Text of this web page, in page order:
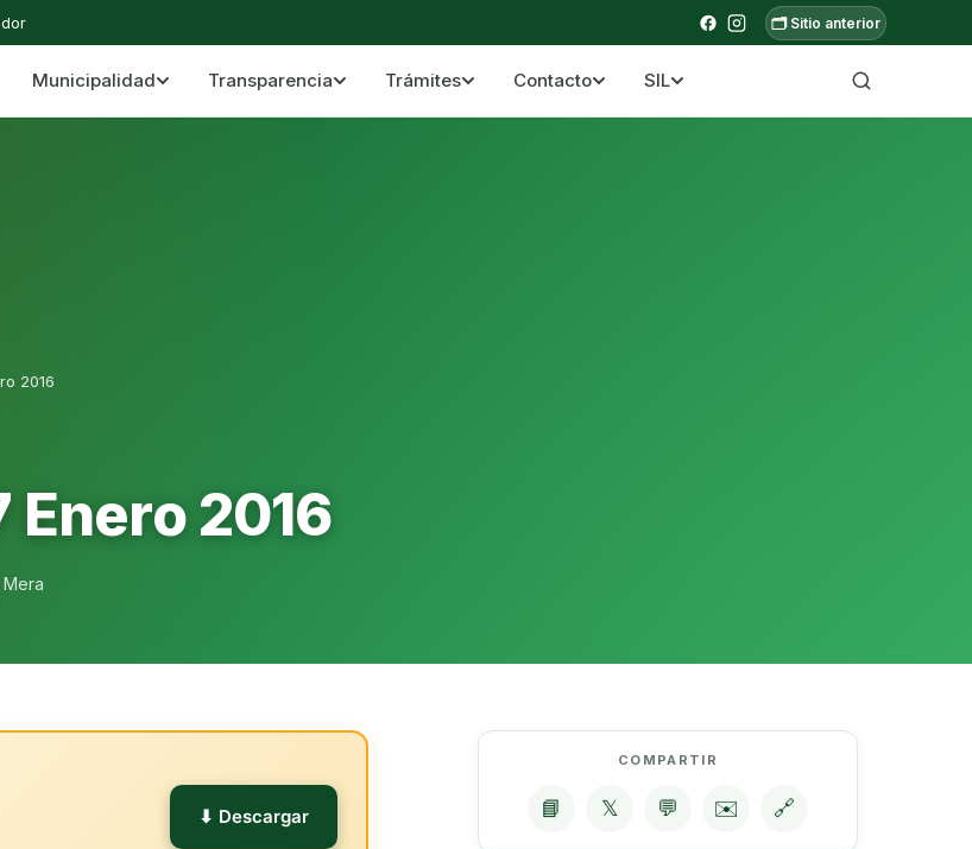
🗂️ Sitio anterior
Mera Cantón Mera · Pastaza · Llanganates y Amazonía ecuatoriana
Municipalidad Transparencia Trámites Contacto SIL
2016
2016
Mera
⬇ Descargar
COMPARTIR
📘 𝕏 💬 ✉️ 🔗